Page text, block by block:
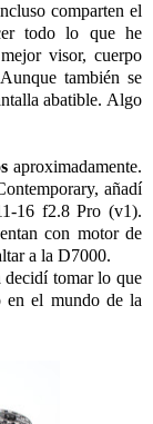
comparten el
todo lo que he
visor, cuerpo
también se
abatible. Algo
aproximadamente.
añadí
16 f2.8 Pro (v1).
con motor de
a la D7000.
decidí tomar lo que
en el mundo de la